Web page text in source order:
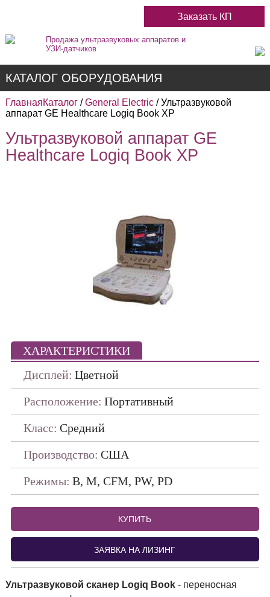
Заказать КП
Продажа ультразвуковых аппаратов и
УЗИ-датчиков
КАТАЛОГ ОБОРУДОВАНИЯ
Недорогие
ДАТЧИКИ
ГлавнаяКаталог/General Electric/ Ультразвуковой
аппарат GE Healthcare Logiq Book XP
Ультразвуковой аппарат GE
Healthcare Logiq Book XP
ХАРАКТЕРИСТИКИ
Дисплей: Цветной
Расположение: Портативный
Класс: Средний
Производство: США
Режимы: В, М, CFM, PW, PD
КУПИТЬ
ЗАЯВКА НА ЛИЗИНГ
Ультразвуковой сканер Logiq Book - переносная